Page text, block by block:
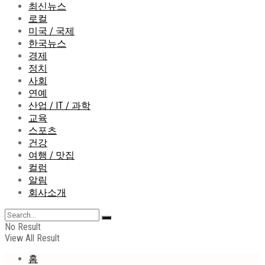
최신뉴스
로컬
미국 / 국제
한국뉴스
경제
정치
사회
연예
산업 / IT / 과학
교육
스포츠
건강
여행 / 맛집
컬럼
알림
회사소개
No Result
View All Result
홈